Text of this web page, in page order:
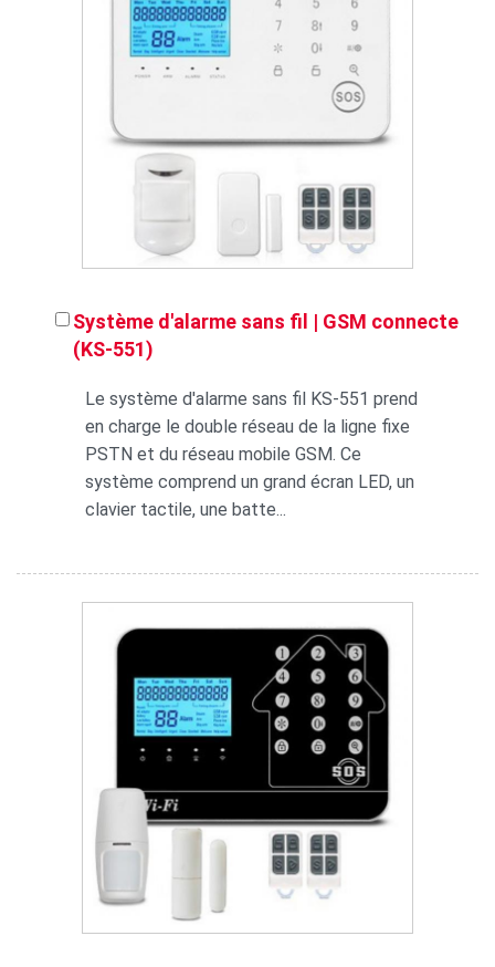
Système d'alarme sans fil | GSM connecte
(KS-551)
Le système d'alarme sans fil KS-551 prend
en charge le double réseau de la ligne fixe
PSTN et du réseau mobile GSM. Ce
système comprend un grand écran LED, un
clavier tactile, une batte...